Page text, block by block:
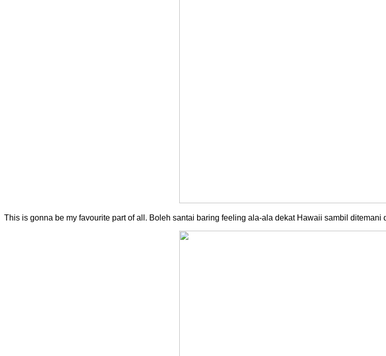
This is gonna be my favourite part of all. Boleh santai baring feeling ala-ala dekat Hawaii sambil ditemani